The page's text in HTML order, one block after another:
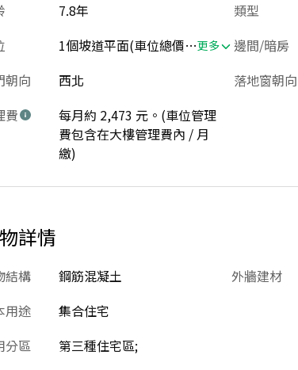
7.8年 類型
1個坡道平面(車位總價：140萬)更多 邊間/暗房
朝向
西北 落地窗朝向
費
每月約 2,473 元。(車位管理
費包含在大樓管理費內 / 月
繳)
詳情
結構 鋼筋混凝土 外牆建材
用途
集合住宅
分區
第三種住宅區;